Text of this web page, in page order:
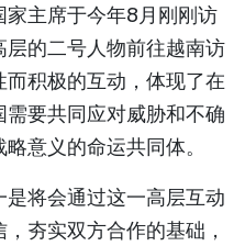
介
主席于今年8月刚刚访
的二号人物前往越南访
积极的互动，体现了在
要共同应对威胁和不确
意义的命运共同体。
将会通过这一高层互动
夯实双方合作的基础，